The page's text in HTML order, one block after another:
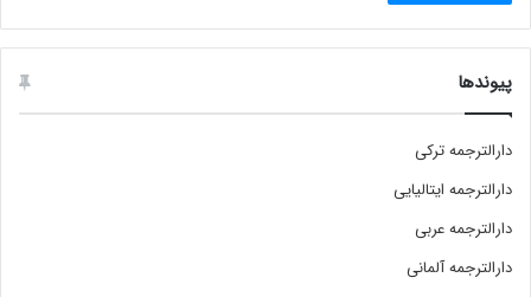
پیوندها
دارالترجمه ترکی
دارالترجمه ایتالیایی
دارالترجمه عربی
دارالترجمه آلمانی